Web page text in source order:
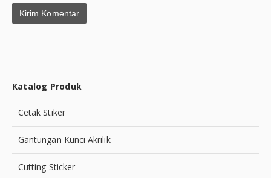
Katalog Produk
Cetak Stiker
Gantungan Kunci Akrilik
Cutting Sticker